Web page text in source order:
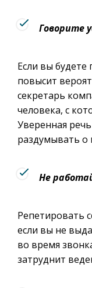
Говорите
Если вы будете
повысит
секретарь
человека, с
Уверенная
раздумывать о
Не
Репетировать
если вы не
во время
затруднит